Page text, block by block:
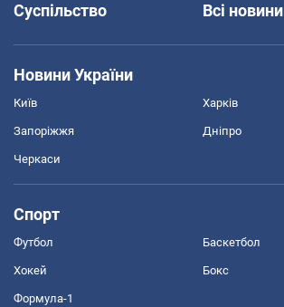
Суспільство
Всі новини
Новини України
Київ Харків
Запоріжжя Дніпро
Черкаси
Спорт
Футбол Баскетбол
Хокей Бокс
Формула-1